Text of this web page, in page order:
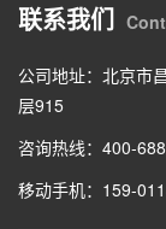
联系我们
公司地址：北京市
层915
咨询热线：400-
移动手机：159-